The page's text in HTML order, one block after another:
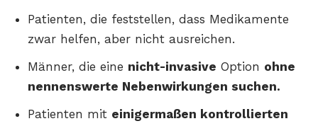
Patienten, die feststellen, dass Medikamente
zwar helfen, aber nicht ausreichen.
Männer, die eine nicht-invasive Option ohne
nennenswerte Nebenwirkungen suchen.
Patienten mit einigermaßen kontrollierten